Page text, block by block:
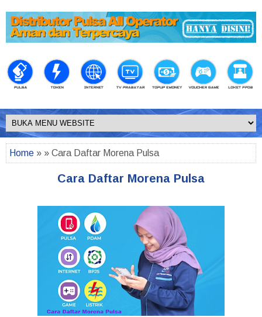
Home » » Cara Daftar Morena Pulsa
Cara Daftar Morena Pulsa